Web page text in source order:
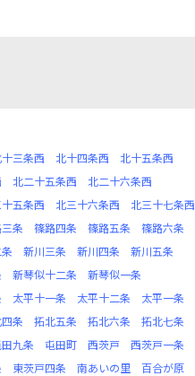
三条西 北十四条西
北十五条西
北二十五条西
北二十六条西
五条西 北三十六条西
北三十七条西
条 篠路四条 篠路五条
篠路六条
新川三条 新川四条
新川五条
新琴似十二条
新琴似一条
太平十一条 太平十二条
太平一条
条 拓北五条 拓北六条
拓北七条
九条 屯田町 西茨戸
西茨戸一条
東茨戸四条 南あいの里
百合が原